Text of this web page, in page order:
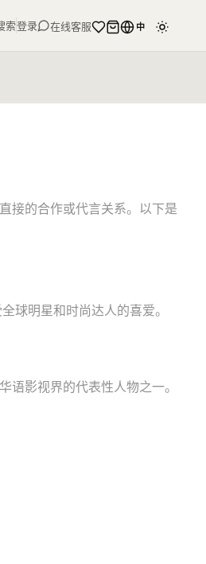
索登录 在线客服 中
接的合作或代言关系。以下是
球明星和时尚达人的喜爱。
影视界的代表性人物之一。